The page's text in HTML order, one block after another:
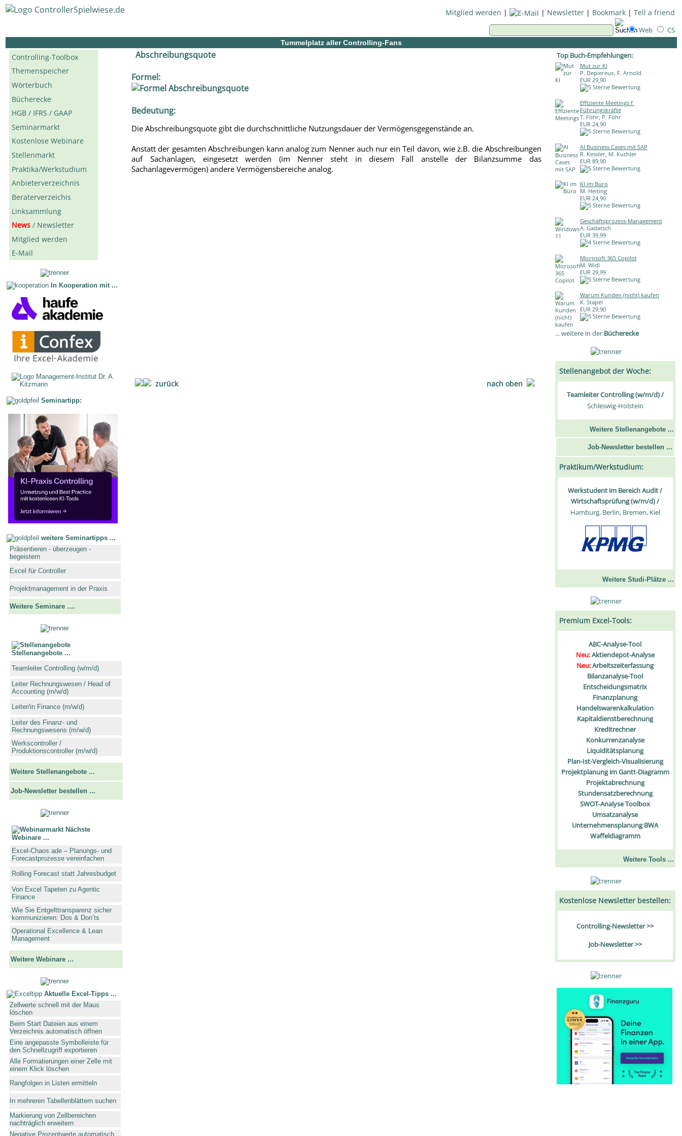
Mitglied werden | | Newsletter| Bookmark | Tell a friend
Web CS
Tummelplatz aller Controlling-Fans
Controlling-Toolbox
Themenspeicher
Wörterbuch
Bücherecke
HGB / IFRS / GAAP
Seminarmarkt
Kostenlose Webinare
Stellenmarkt
Praktika/Werkstudium
Anbieterverzeichnis
Beraterverzeichis
Linksammlung
News / Newsletter
Mitglied werden
E-Mail
In Kooperation mit ...
Seminartipp:
weitere Seminartipps ...
Präsentieren - überzeugen -
begeistern
Excel für Controller
Projektmanagement in der Praxis
Weitere Seminare ....
Stellenangebote ...
Teamleiter Controlling (w/m/d)
Leiter Rechnungswesen / Head of
Accounting (m/w/d)
Leiter/in Finance (m/w/d)
Leiter des Finanz- und
Rechnungswesens (m/w/d)
Werkscontroller /
Produktionscontroller (m/w/d)
Weitere Stellenangebote ...
Job-Newsletter bestellen ...
Nächste
Webinare ...
Excel-Chaos ade – Planungs- und
Forecastprozesse vereinfachen
Rolling Forecast statt Jahresbudget
Von Excel Tapeten zu Agentic
Finance
Wie Sie Entgelttransparenz sicher
kommunizieren: Dos & Don’ts
Operational Excellence & Lean
Management
Weitere Webinare ...
Aktuelle Excel-Tipps ...
Zellwerte schnell mit der Maus
löschen
Beim Start Dateien aus einem
Verzeichnis automatisch öffnen
Eine angepasste Symbolleiste für
den Schnellzugriff exportieren
Alle Formatierungen einer Zelle mit
einem Klick löschen
Rangfolgen in Listen ermitteln
In mehreren Tabellenblättern suchen
Markierung von Zellbereichen
nachträglich erweitern
Negative Prozentwerte automatisch
Abschreibungsquote
Formel:
Bedeutung:
Die Abschreibungsquote gibt die durchschnittliche Nutzungsdauer der Vermögensgegenstände an.
Anstatt der gesamten Abschreibungen kann analog zum Nenner auch nur ein Teil davon, wie z.B. die Abschreibungen
auf Sachanlagen, eingesetzt werden (im Nenner steht in diesem Fall anstelle der Bilanzsumme das
Sachanlagevermögen) andere Vermögensbereiche analog.
zurück nach oben
Top Buch-Empfehlungen:
Mut zur KI
P. Depiereux, F. Arnold
EUR 29,90
Effiziente Meetings f.
Führungskräfte
T. Föhr, P. Föhr
EUR 24,90
AI Business Cases mit SAP
R. Kessler, M. Kuchler
EUR 89,90
KI im Büro
M. Heiting
EUR 24,90
Geschäftsprozess-Management
A. Gadatsch
EUR 39,99
Microsoft 365 Copilot
M. Widl
EUR 29,99
Warum Kunden (nicht) kaufen
K. Stapel
EUR 29,90
... weitere in der Bücherecke
Stellenangebot der Woche:
Teamleiter Controlling (w/m/d) /
Schleswig-Holstein
Weitere Stellenangebote ...
Job-Newsletter bestellen ...
Praktikum/Werkstudium:
Werkstudent im Bereich Audit /
Wirtschaftsprüfung (w/m/d) /
Hamburg, Berlin, Bremen, Kiel
Weitere Studi-Plätze ...
Premium Excel-Tools:
ABC-Analyse-Tool
Neu:Aktiendepot-Analyse
Neu:Arbeitszeiterfassung
Bilanzanalyse-Tool
Entscheidungsmatrix
Finanzplanung
Handelswarenkalkulation
Kapitaldienstberechnung
Kreditrechner
Konkurrenzanalyse
Liquiditätsplanung
Plan-Ist-Vergleich-Visualisierung
Projektplanung im Gantt-Diagramm
Projektabrechnung
Stundensatzberechnung
SWOT-Analyse Toolbox
Umsatzanalyse
Unternehmensplanung BWA
Waffeldiagramm
Weitere Tools ...
Kostenlose Newsletter bestellen:
Controlling-Newsletter >>
Job-Newsletter >>